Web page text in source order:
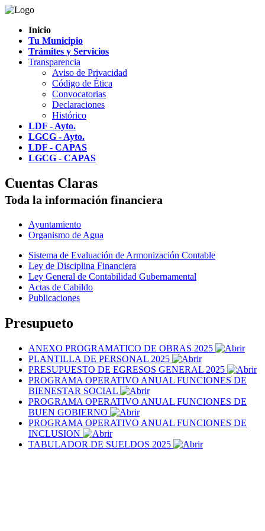
Inicio
Tu Municipio
Trámites y Servicios
Transparencia
Aviso de Privacidad
Código de Ética
Convocatorias
Declaraciones
Histórico
LDF - Ayto.
LGCG - Ayto.
LDF - CAPAS
LGCG - CAPAS
Cuentas Claras
Toda la información financiera
Ayuntamiento
Organismo de Agua
Sistema de Evaluación de Armonización Contable
Ley de Disciplina Financiera
Ley General de Contabilidad Gubernamental
Actas de Cabildo
Publicaciones
Presupueto
ANEXO PROGRAMATICO DE OBRAS 2025
PLANTILLA DE PERSONAL 2025
PRESUPUESTO DE EGRESOS GENERAL 2025
PROGRAMA OPERATIVO ANUAL FUNCIONES DE
BIENESTAR SOCIAL
PROGRAMA OPERATIVO ANUAL FUNCIONES DE
BUEN GOBIERNO
PROGRAMA OPERATIVO ANUAL FUNCIONES DE
INCLUSION
TABULADOR DE SUELDOS 2025